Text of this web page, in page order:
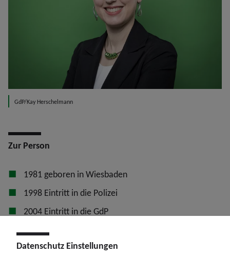
GdP/Kay Herschelmann
Zur Person
1981 geboren in Wiesbaden
1998 Eintritt in die Polizei
2004 Eintritt in die GdP
Datenschutz Einstellungen